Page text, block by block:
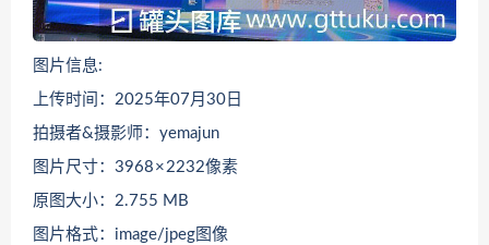
图片信息:
上传时间：2025年07月30日
拍摄者&摄影师：yemajun
图片尺寸：3968 × 2232像素
原图大小：2.755 MB
图片格式：image/jpeg图像